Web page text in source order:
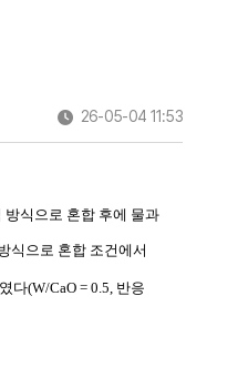
26-05-04 11:53
식으로 혼합 후에 물과
식으로 혼합 조건에서
다(W/CaO = 0.5, 반응